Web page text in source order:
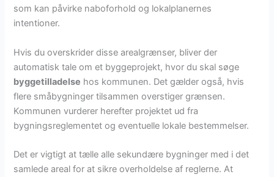
som kan påvirke naboforhold og lokalplanernes
intentioner.
Hvis du overskrider disse arealgrænser, bliver der
automatisk tale om et byggeprojekt, hvor du skal søge
byggetilladelse hos kommunen. Det gælder også, hvis
flere småbygninger tilsammen overstiger grænsen.
Kommunen vurderer herefter projektet ud fra
bygningsreglementet og eventuelle lokale bestemmelser.
Det er vigtigt at tælle alle sekundære bygninger med i det
samlede areal for at sikre overholdelse af reglerne. At